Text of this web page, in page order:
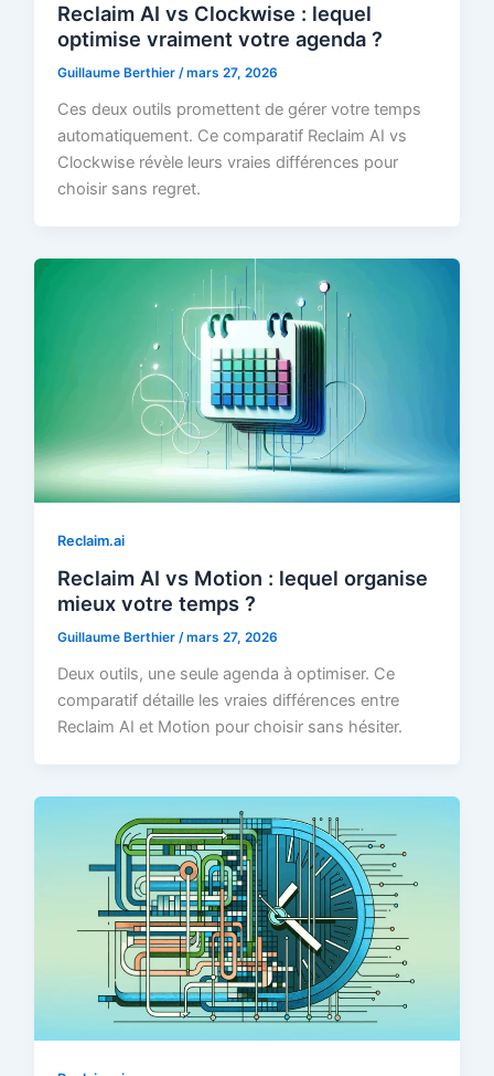
Reclaim AI vs Clockwise : lequel
optimise vraiment votre agenda ?
Guillaume Berthier/mars 27, 2026
Ces deux outils promettent de gérer votre temps
automatiquement. Ce comparatif Reclaim AI vs
Clockwise révèle leurs vraies différences pour
choisir sans regret.
Reclaim.ai
Reclaim AI vs Motion : lequel organise
mieux votre temps ?
Guillaume Berthier/mars 27, 2026
Deux outils, une seule agenda à optimiser. Ce
comparatif détaille les vraies différences entre
Reclaim AI et Motion pour choisir sans hésiter.